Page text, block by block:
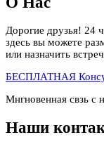
Дорогие друзья! 24
здесь вы можете
или назначить
БЕСПЛАТНАЯ
Мнгновенная свзь с
Наши